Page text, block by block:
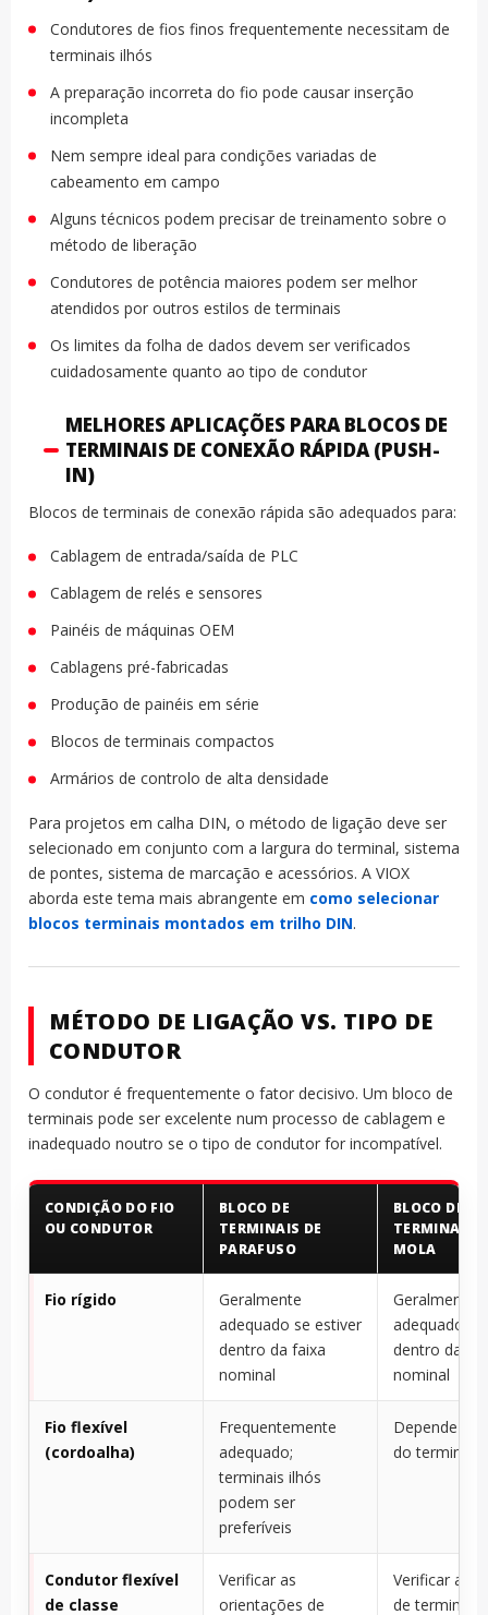
Condutores de fios finos frequentemente necessitam de
terminais ilhós
A preparação incorreta do fio pode causar inserção
incompleta
Nem sempre ideal para condições variadas de
cabeamento em campo
Alguns técnicos podem precisar de treinamento sobre o
método de liberação
Condutores de potência maiores podem ser melhor
atendidos por outros estilos de terminais
Os limites da folha de dados devem ser verificados
cuidadosamente quanto ao tipo de condutor
MELHORES APLICAÇÕES PARA BLOCOS DE
TERMINAIS DE CONEXÃO RÁPIDA (PUSH-
IN)
Blocos de terminais de conexão rápida são adequados para:
Cablagem de entrada/saída de PLC
Cablagem de relés e sensores
Painéis de máquinas OEM
Cablagens pré-fabricadas
Produção de painéis em série
Blocos de terminais compactos
Armários de controlo de alta densidade
Para projetos em calha DIN, o método de ligação deve ser
selecionado em conjunto com a largura do terminal, sistema
de pontes, sistema de marcação e acessórios. A VIOX
aborda este tema mais abrangente em como selecionar
blocos terminais montados em trilho DIN.
MÉTODO DE LIGAÇÃO VS. TIPO DE
CONDUTOR
O condutor é frequentemente o fator decisivo. Um bloco de
terminais pode ser excelente num processo de cablagem e
inadequado noutro se o tipo de condutor for incompatível.
CONDIÇÃO DO FIO
OU CONDUTOR
BLOCO DE
TERMINAIS DE
PARAFUSO
BLOCO DE
TERMINAIS
MOLA
Fio rígido
Geralmente
adequado se estiver
dentro da faixa
nominal
Geralmente
adequado
dentro da
nominal
Fio flexível
(cordoalha)
Frequentemente
adequado;
terminais ilhós
podem ser
preferíveis
Depende do
do terminal
Condutor flexível
de classe
Verificar as
orientações de
Verificar as
de terminais